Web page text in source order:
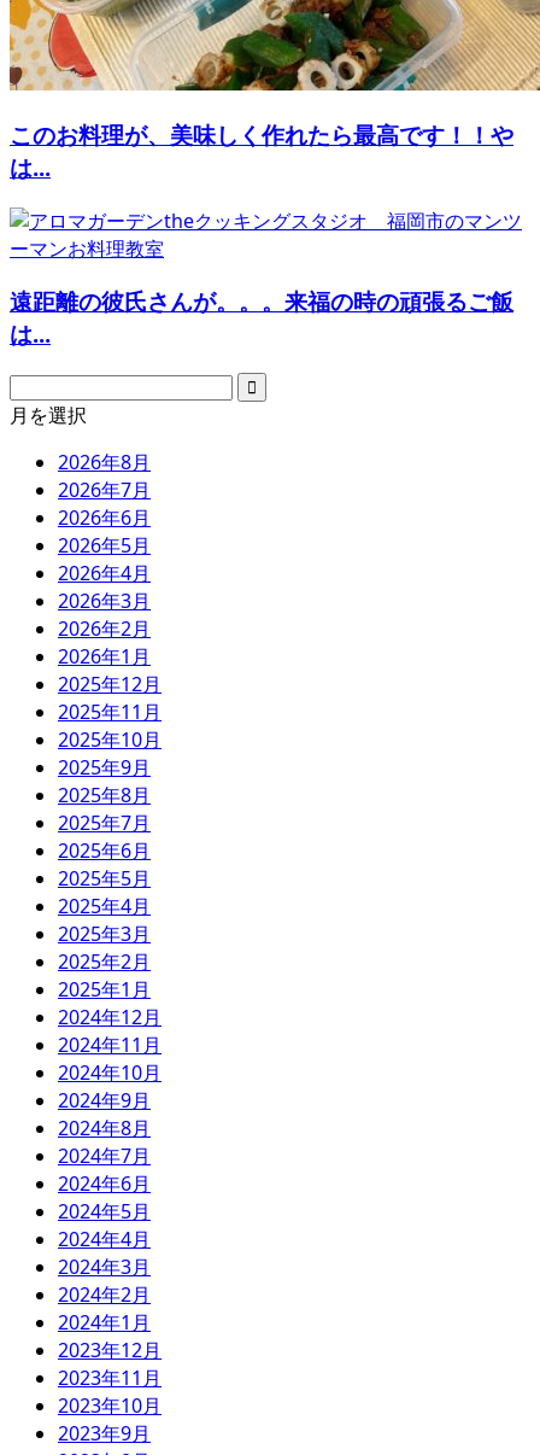
このお料理が、美味しく作れたら最高です！！や
は...
遠距離の彼氏さんが。。。来福の時の頑張るご飯
は...
月を選択
2026年8月
2026年7月
2026年6月
2026年5月
2026年4月
2026年3月
2026年2月
2026年1月
2025年12月
2025年11月
2025年10月
2025年9月
2025年8月
2025年7月
2025年6月
2025年5月
2025年4月
2025年3月
2025年2月
2025年1月
2024年12月
2024年11月
2024年10月
2024年9月
2024年8月
2024年7月
2024年6月
2024年5月
2024年4月
2024年3月
2024年2月
2024年1月
2023年12月
2023年11月
2023年10月
2023年9月